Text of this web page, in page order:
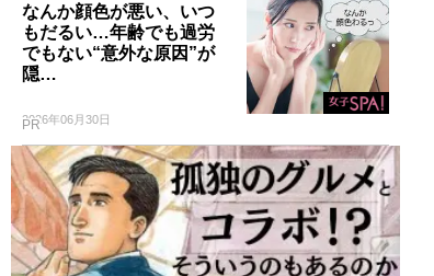
なんか顔色が悪い、いつ
もだるい…年齢でも過労
でもない“意外な原因”が
隠…
2026年06月30日
PR